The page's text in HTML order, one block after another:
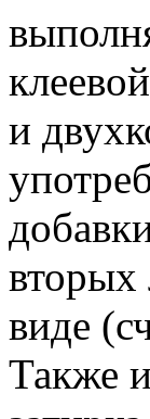
и
вторых
виде
Также